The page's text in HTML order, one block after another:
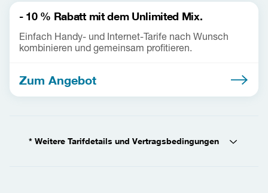
- 10 % Rabatt mit dem Unlimited Mix.
Einfach Handy- und Internet-Tarife nach Wunsch
kombinieren und gemeinsam profitieren.
Zum Angebot
* Weitere Tarifdetails und Vertragsbedingungen